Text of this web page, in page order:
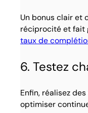
Un bonus clair et
réciprocité et fait
taux de
6. Testez
Enfin, réalisez
optimiser